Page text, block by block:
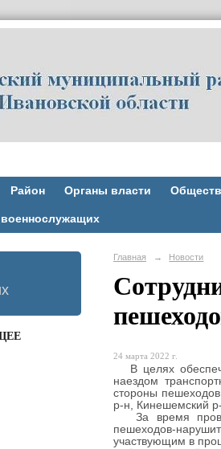
Район Органы власти
Главная → Новости
24 марта 2022 г.
В целях
наездом
стороны
р-н, Кинешемский
За время
пешеходов-
участвующим в